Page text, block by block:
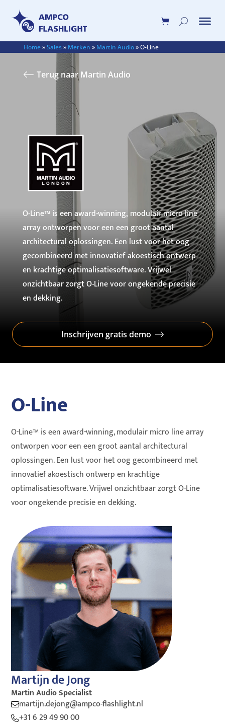
Home»Sales» Merken » Martin Audio»O-Line
Terug naar Martin Audio
O-Line™ is een award-winning, modulair micro line
array ontworpen voor een een groot aantal
architectural oplossingen. Een lust voor het oog
gecombineerd met innovatief akoestisch ontwerp
en krachtige optimalisatiesoftware. Vrijwel
onzichtbaar zorgt O-Line voor ongekende precisie
en dekking.
Inschrijven gratis demo
O-Line
O-Line™ is een award-winning, modulair micro line array
ontworpen voor een een groot aantal architectural
oplossingen. Een lust voor het oog gecombineerd met
innovatief akoestisch ontwerp en krachtige
optimalisatiesoftware. Vrijwel onzichtbaar zorgt O-Line
voor ongekende precisie en dekking.
Martijn de Jong
Martin Audio Specialist
martijn.dejong@ampco-flashlight.nl
+31 6 29 49 90 00